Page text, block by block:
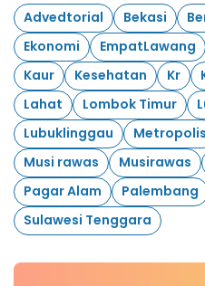
Advedtorial Bekasi
Ekonomi
EmpatLawang
Kaur
Kesehatan Kr
Lahat
Lombok Timur
Lubuklinggau
Metropolis
Musi rawas
Musirawas
Pagar Alam
Palembang
Sulawesi Tenggara